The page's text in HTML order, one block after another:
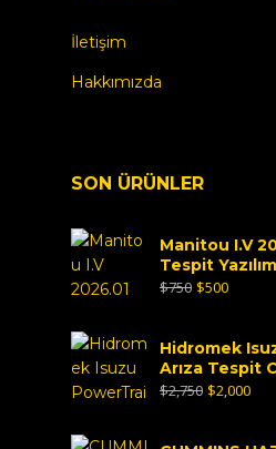
İletişim
Hakkımızda
SON ÜRÜNLER
Manitou I.V
Tespit
$750 $500
Hidromek
Arıza Tespit
$2,750 $2,000